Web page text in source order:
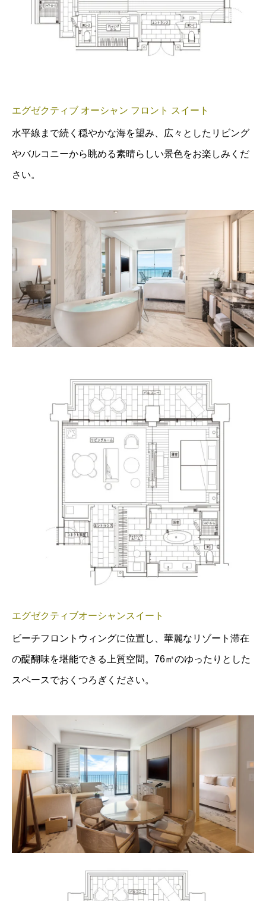
エグゼクティブ オーシャン フロント スイート
水平線まで続く穏やかな海を望み、広々としたリビング
やバルコニーから眺める素晴らしい景色をお楽しみくだ
さい。
エグゼクティブオーシャンスイート
ビーチフロントウィングに位置し、華麗なリゾート滞在
の醍醐味を堪能できる上質空間。76㎡のゆったりとした
スペースでおくつろぎください。